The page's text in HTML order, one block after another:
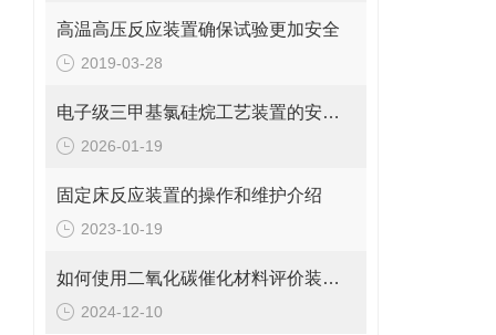
高温高压反应装置确保试验更加安全
2019-03-28
电子级三甲基氯硅烷工艺装置的安全操作与管理说明
2026-01-19
固定床反应装置的操作和维护介绍
2023-10-19
如何使用二氧化碳催化材料评价装置优化催化反应
2024-12-10